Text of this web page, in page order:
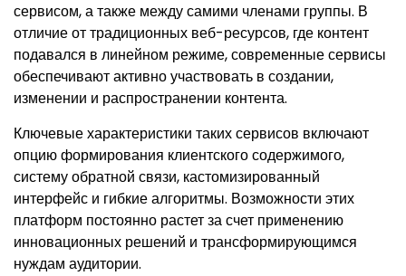
сервисом, а также между самими членами группы. В
отличие от традиционных веб-ресурсов, где контент
подавался в линейном режиме, современные сервисы
обеспечивают активно участвовать в создании,
изменении и распространении контента.
Ключевые характеристики таких сервисов включают
опцию формирования клиентского содержимого,
систему обратной связи, кастомизированный
интерфейс и гибкие алгоритмы. Возможности этих
платформ постоянно растет за счет применению
инновационных решений и трансформирующимся
нуждам аудитории.